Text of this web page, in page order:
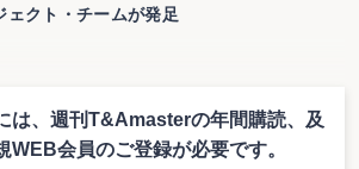
ェクト・チームが発足
は、週刊T&Amasterの年間購読、 及
WEB会員のご登録が必要です。